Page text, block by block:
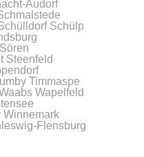
Audorf
Schülp
Sören
Steenfeld
Timmaspe
Wapelfeld
Winnemark
Flensburg